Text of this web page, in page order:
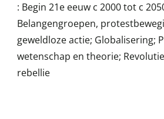
: Begin 21e eeuw c 2000 tot c
Belangengroepen,
geweldloze actie; Globalisering;
wetenschap en theorie;
rebellie